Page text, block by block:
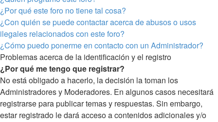
¿Por qué este foro no tiene tal cosa?
¿Con quién se puede contactar acerca de abusos o usos
ilegales relacionados con este foro?
¿Cómo puedo ponerme en contacto con un Administrador?
Problemas acerca de la identificación y el registro
¿Por qué me tengo que registrar?
No está obligado a hacerlo, la decisión la toman los
Administradores y Moderadores. En algunos casos necesitará
registrarse para publicar temas y respuestas. Sin embargo,
estar registrado le dará acceso a contenidos adicionales y/o